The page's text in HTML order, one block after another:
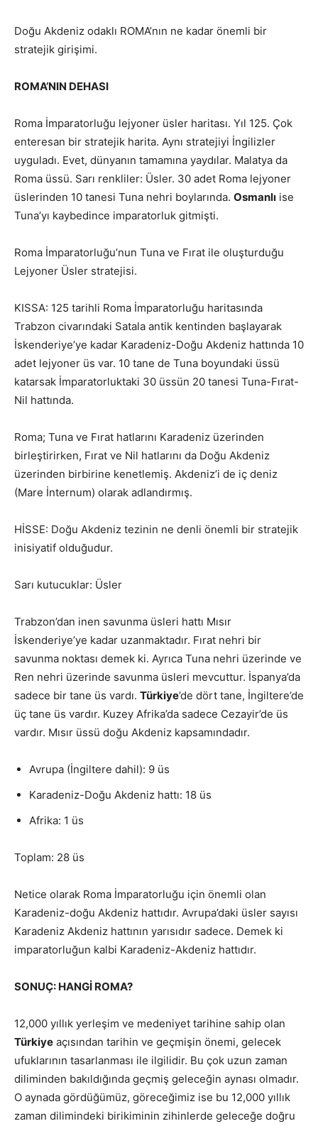
Doğu Akdeniz odaklı ROMA’nın ne kadar önemli bir
stratejik girişimi.
ROMA’NIN DEHASI
Roma İmparatorluğu lejyoner üsler haritası. Yıl 125. Çok
enteresan bir stratejik harita. Aynı stratejiyi İngilizler
uyguladı. Evet, dünyanın tamamına yaydılar. Malatya da
Roma üssü. Sarı renkliler: Üsler. 30 adet Roma lejyoner
üslerinden 10 tanesi Tuna nehri boylarında. Osmanlı ise
Tuna’yı kaybedince imparatorluk gitmişti.
Roma İmparatorluğu’nun Tuna ve Fırat ile oluşturduğu
Lejyoner Üsler stratejisi.
KISSA: 125 tarihli Roma İmparatorluğu haritasında
Trabzon civarındaki Satala antik kentinden başlayarak
İskenderiye’ye kadar Karadeniz-Doğu Akdeniz hattında 10
adet lejyoner üs var. 10 tane de Tuna boyundaki üssü
katarsak İmparatorluktaki 30 üssün 20 tanesi Tuna-Fırat-
Nil hattında.
Roma; Tuna ve Fırat hatlarını Karadeniz üzerinden
birleştirirken, Fırat ve Nil hatlarını da Doğu Akdeniz
üzerinden birbirine kenetlemiş. Akdeniz’i de iç deniz
(Mare İnternum) olarak adlandırmış.
HİSSE: Doğu Akdeniz tezinin ne denli önemli bir stratejik
inisiyatif olduğudur.
Sarı kutucuklar: Üsler
Trabzon’dan inen savunma üsleri hattı Mısır
İskenderiye’ye kadar uzanmaktadır. Fırat nehri bir
savunma noktası demek ki. Ayrıca Tuna nehri üzerinde ve
Ren nehri üzerinde savunma üsleri mevcuttur. İspanya’da
sadece bir tane üs vardı. Türkiye’de dört tane, İngiltere’de
üç tane üs vardır. Kuzey Afrika’da sadece Cezayir’de üs
vardır. Mısır üssü doğu Akdeniz kapsamındadır.
Avrupa (İngiltere dahil): 9 üs
Karadeniz-Doğu Akdeniz hattı: 18 üs
Afrika: 1 üs
Toplam: 28 üs
Netice olarak Roma İmparatorluğu için önemli olan
Karadeniz-doğu Akdeniz hattıdır. Avrupa’daki üsler sayısı
Karadeniz Akdeniz hattının yarısıdır sadece. Demek ki
imparatorluğun kalbi Karadeniz-Akdeniz hattıdır.
SONUÇ: HANGİ ROMA?
12,000 yıllık yerleşim ve medeniyet tarihine sahip olan
Türkiye açısından tarihin ve geçmişin önemi, gelecek
ufuklarının tasarlanması ile ilgilidir. Bu çok uzun zaman
diliminden bakıldığında geçmiş geleceğin aynası olmadır.
O aynada gördüğümüz, göreceğimiz ise bu 12,000 yıllık
zaman dilimindeki birikiminin zihinlerde geleceğe doğru